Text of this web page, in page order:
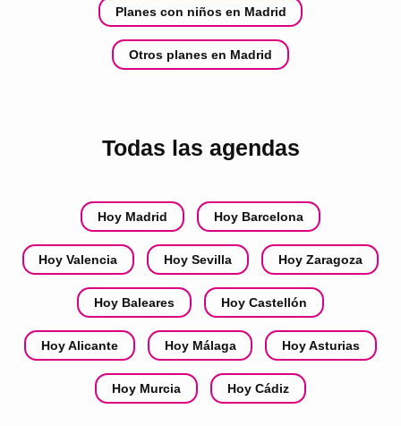
Planes con niños en Madrid
Otros planes en Madrid
Todas las agendas
Hoy Madrid Hoy Barcelona
Hoy Valencia Hoy Sevilla Hoy Zaragoza
Hoy Baleares Hoy Castellón
Hoy Alicante Hoy Málaga Hoy Asturias
Hoy Murcia Hoy Cádiz